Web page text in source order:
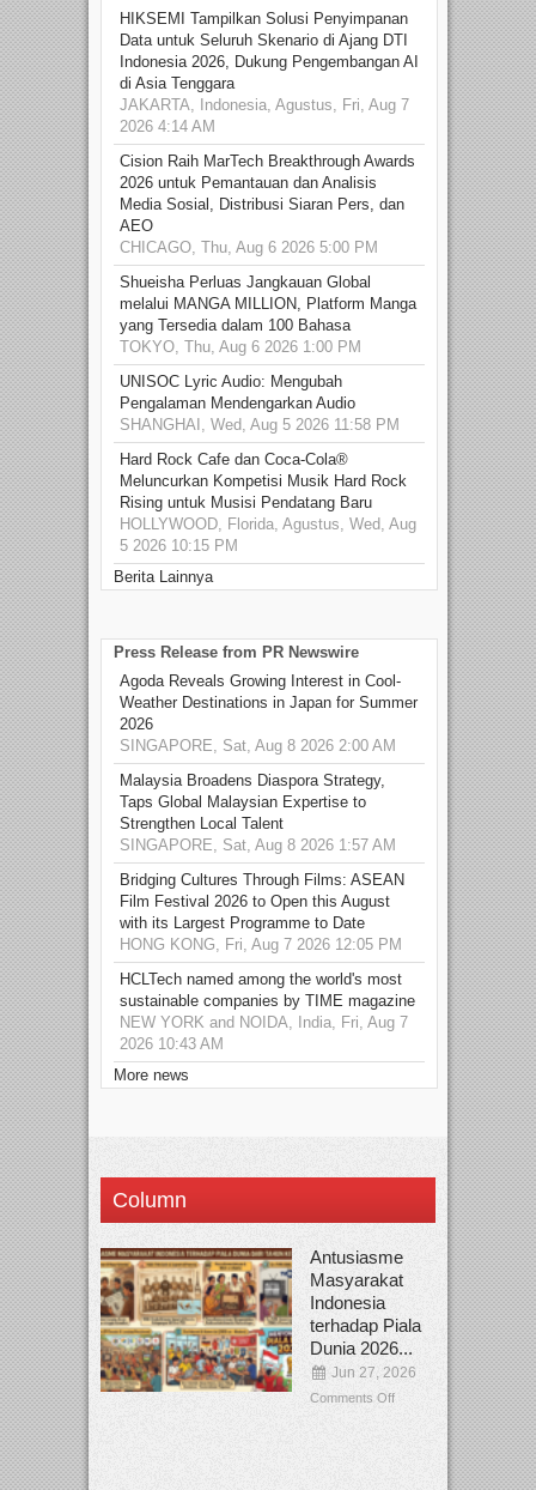
HIKSEMI Tampilkan Solusi Penyimpanan
Data untuk Seluruh Skenario di Ajang DTI
Indonesia 2026, Dukung Pengembangan AI
di Asia Tenggara
JAKARTA, Indonesia, Agustus, Fri, Aug 7
2026 4:14 AM
Cision Raih MarTech Breakthrough Awards
2026 untuk Pemantauan dan Analisis
Media Sosial, Distribusi Siaran Pers, dan
AEO
CHICAGO, Thu, Aug 6 2026 5:00 PM
Shueisha Perluas Jangkauan Global
melalui MANGA MILLION, Platform Manga
yang Tersedia dalam 100 Bahasa
TOKYO, Thu, Aug 6 2026 1:00 PM
UNISOC Lyric Audio: Mengubah
Pengalaman Mendengarkan Audio
SHANGHAI, Wed, Aug 5 2026 11:58 PM
Hard Rock Cafe dan Coca-Cola®
Meluncurkan Kompetisi Musik Hard Rock
Rising untuk Musisi Pendatang Baru
HOLLYWOOD, Florida, Agustus, Wed, Aug
5 2026 10:15 PM
Berita Lainnya
Press Release from PR Newswire
Agoda Reveals Growing Interest in Cool-
Weather Destinations in Japan for Summer
2026
SINGAPORE, Sat, Aug 8 2026 2:00 AM
Malaysia Broadens Diaspora Strategy,
Taps Global Malaysian Expertise to
Strengthen Local Talent
SINGAPORE, Sat, Aug 8 2026 1:57 AM
Bridging Cultures Through Films: ASEAN
Film Festival 2026 to Open this August
with its Largest Programme to Date
HONG KONG, Fri, Aug 7 2026 12:05 PM
HCLTech named among the world's most
sustainable companies by TIME magazine
NEW YORK and NOIDA, India, Fri, Aug 7
2026 10:43 AM
More news
Column
Antusiasme
Masyarakat
Indonesia
terhadap Piala
Dunia 2026...
Jun 27, 2026
Comments Off